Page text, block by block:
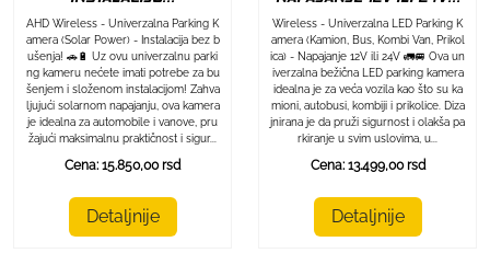
AHD Wireless - Univerzalna Parking K
amera (Solar Power) - Instalacija bez b
ušenja! 🚗🔋 Uz ovu univerzalnu parki
ng kameru nećete imati potrebe za bu
šenjem i složenom instalacijom! Zahva
ljujući solarnom napajanju, ova kamera
je idealna za automobile i vanove, pru
žajući maksimalnu praktičnost i sigur...
Cena: 15.850,00 rsd
Detaljnije
Wireless - Univerzalna LED Parking K
amera (Kamion, Bus, Kombi Van, Prikol
ica) - Napajanje 12V ili 24V 🚛🚐 Ova un
iverzalna bežična LED parking kamera
idealna je za veća vozila kao što su ka
mioni, autobusi, kombiji i prikolice. Diza
jnirana je da pruži sigurnost i olakša pa
rkiranje u svim uslovima, u...
Cena: 13.499,00 rsd
Detaljnije